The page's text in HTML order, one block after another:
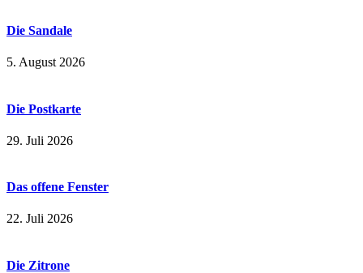
Die Sandale
5. August 2026
Die Postkarte
29. Juli 2026
Das offene Fenster
22. Juli 2026
Die Zitrone